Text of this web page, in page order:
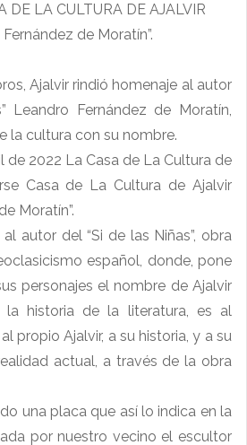
DE LA CULTURA DE AJALVIR
de Moratín”.
Ajalvir rindió homenaje al autor
Leandro Fernández de Moratín,
la cultura con su nombre.
de 2022 La Casa de La Cultura de
Casa de La Cultura de Ajalvir
Moratín”.
autor del “Si de las Niñas”, obra
español, donde, pone
personajes el nombre de Ajalvir
historia de la literatura, es al
propio Ajalvir, a su historia, y a su
actual, a través de la obra
una placa que así lo indica en la
por nuestro vecino el escultor